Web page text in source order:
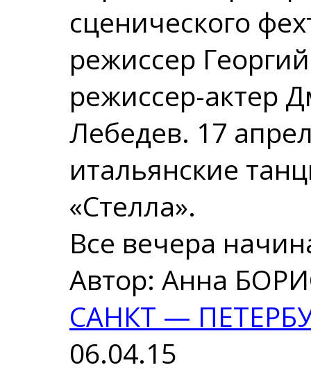
сценического
режиссер
режиссер-актер
Лебедев. 17
итальянские
«Стелла».
Все вечера
Автор: Анна
САНКТ —
06.04.15